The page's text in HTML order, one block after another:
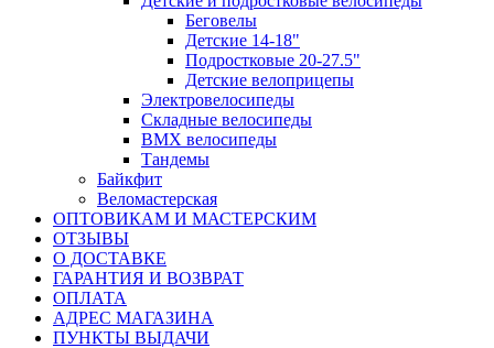
Беговелы
Детские 14-18"
Подростковые 20-27.5"
Детские велоприцепы
Электровелосипеды
Складные велосипеды
BMX велосипеды
Тандемы
Байкфит
Веломастерская
ОПТОВИКАМ И МАСТЕРСКИМ
ОТЗЫВЫ
О ДОСТАВКЕ
ГАРАНТИЯ И ВОЗВРАТ
ОПЛАТА
АДРЕС МАГАЗИНА
ПУНКТЫ ВЫДАЧИ